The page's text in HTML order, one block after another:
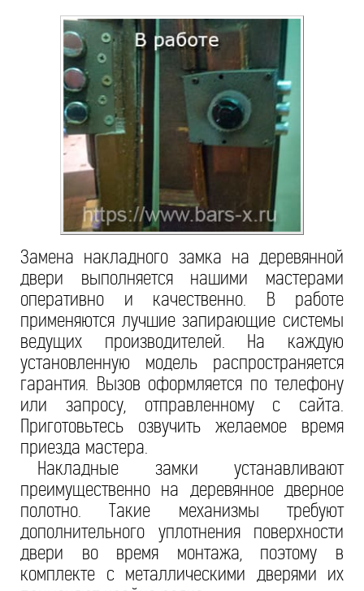
Замена накладного замка на деревянной
двери выполняется нашими мастерами
оперативно и качественно. В работе
применяются лучшие запирающие системы
ведущих производителей. На каждую
установленную модель распространяется
гарантия. Вызов оформляется по телефону
или запросу, отправленному с сайта.
Приготовьтесь озвучить желаемое время
приезда мастера.
Накладные замки устанавливают
преимущественно на деревянное дверное
полотно. Такие механизмы требуют
дополнительного уплотнения поверхности
двери во время монтажа, поэтому в
комплекте с металлическими дверями их